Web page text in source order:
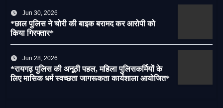
Jun 30, 2026
*छाल पुलिस ने चोरी की बाइक बरामद कर आरोपी को
किया गिरफ्तार*
Jun 28, 2026
*रायगढ़ पुलिस की अनूठी पहल, महिला पुलिसकर्मियों के
लिए मासिक धर्म स्वच्छता जागरूकता कार्यशाला आयोजित*